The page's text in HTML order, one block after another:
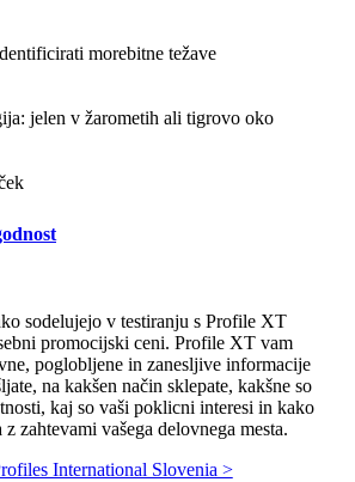
morebitne težave
jelen v žarometih ali tigrovo oko
sodelujejo v testiranju s Profile XT
promocijski ceni. Profile XT vam
poglobljene in zanesljive informacije
na kakšen način sklepate, kakšne so
kaj so vaši poklicni interesi in kako
z zahtevami vašega delovnega mesta.
International Slovenia >